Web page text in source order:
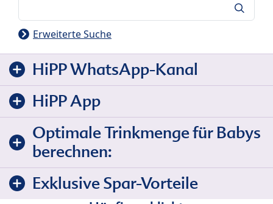
Erweiterte Suche
HiPP WhatsApp-Kanal
HiPP App
Optimale Trinkmenge für Babys
berechnen:
Exklusive Spar-Vorteile